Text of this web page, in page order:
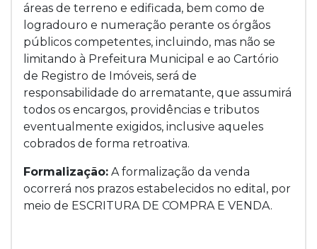
áreas de terreno e edificada, bem como de
logradouro e numeração perante os órgãos
públicos competentes, incluindo, mas não se
limitando à Prefeitura Municipal e ao Cartório
de Registro de Imóveis, será de
responsabilidade do arrematante, que assumirá
todos os encargos, providências e tributos
eventualmente exigidos, inclusive aqueles
cobrados de forma retroativa.
Formalização: A formalização da venda
ocorrerá nos prazos estabelecidos no edital, por
meio de ESCRITURA DE COMPRA E VENDA.